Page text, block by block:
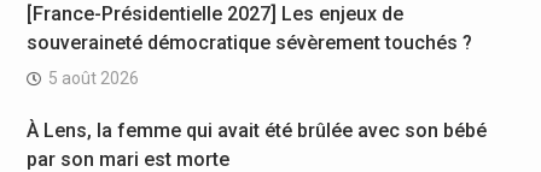
[France-Présidentielle 2027] Les enjeux de
souveraineté démocratique sévèrement touchés ?
5 août 2026
À Lens, la femme qui avait été brûlée avec son bébé
par son mari est morte